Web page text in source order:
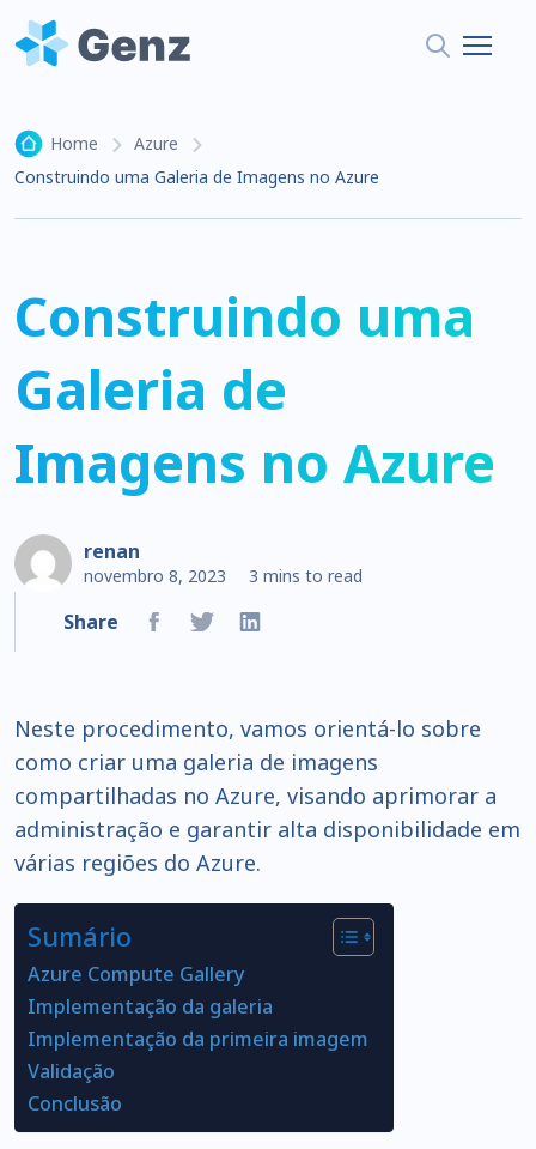
Home
Azure
Construindo uma Galeria de Imagens no Azure
Construindo uma
Galeria de
Imagens no Azure
renan
novembro 8, 2023 3 mins to read
Share
Neste procedimento, vamos orientá-lo sobre
como criar uma galeria de imagens
compartilhadas no Azure, visando aprimorar a
administração e garantir alta disponibilidade em
várias regiões do Azure.
Sumário
Azure Compute Gallery
Implementação da galeria
Implementação da primeira imagem
Validação
Conclusão